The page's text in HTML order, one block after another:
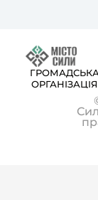
ОРГАНІЗАЦІЯ